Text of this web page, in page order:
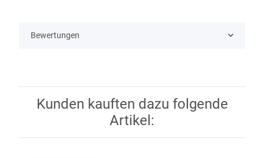
Bewertungen
Kunden kauften dazu folgende
Artikel: